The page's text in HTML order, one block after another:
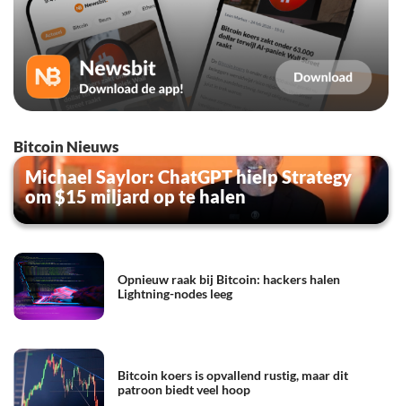
Bitcoin Nieuws
Michael Saylor: ChatGPT hielp Strategy
om $15 miljard op te halen
Opnieuw raak bij Bitcoin: hackers halen
Lightning-nodes leeg
Bitcoin koers is opvallend rustig, maar dit
patroon biedt veel hoop